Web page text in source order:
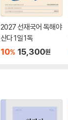
2027 선재국어 독해야
산다 1일 1독
10% 15,300원